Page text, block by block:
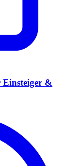
Einsteiger &